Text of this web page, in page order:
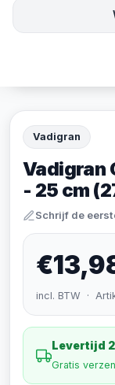
Vadigran
Vadigran
- 25 cm
Schrijf de
incl. BTW ·
Levertijd
Gratis